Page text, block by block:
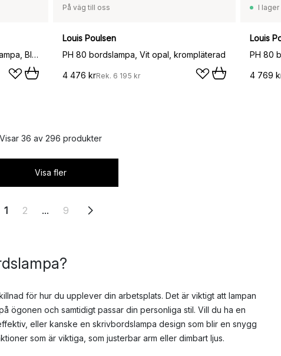
Kaiser Idell 6631-T Luxus bordslampa, Black
På väg till oss
Louis Poulsen
PH 80 bordslampa, Vit opal, krompläterad
4 476 krRek. 6 195 kr
I lager
Louis
PH 80
4 769
Visar 36 av 296 produkter
Visa fler
1 2 ... 9
för hur du upplever din arbetsplats. Det är viktigt att lampan
ögonen och samtidigt passar din personliga stil. Vill du ha en
eller kanske en skrivbordslampa design som blir en snygg
som är viktiga, som justerbar arm eller dimbart ljus.